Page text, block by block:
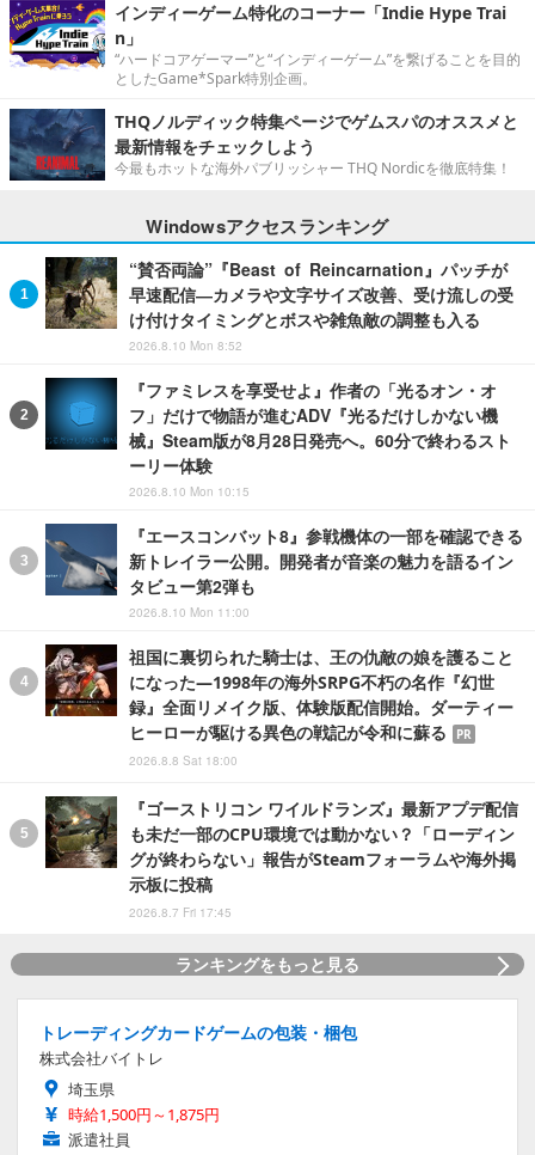
インディーゲーム特化のコーナー「Indie Hype Trai
n」
“ハードコアゲーマー”と“インディーゲーム”を繋げることを目的
としたGame*Spark特別企画。
THQノルディック特集ページでゲムスパのオススメと
最新情報をチェックしよう
今最もホットな海外パブリッシャー THQ Nordicを徹底特集！
Windowsアクセスランキング
“賛否両論”『Beast of Reincarnation』パッチが
早速配信―カメラや文字サイズ改善、受け流しの受
け付けタイミングとボスや雑魚敵の調整も入る
2026.8.10 Mon 8:52
『ファミレスを享受せよ』作者の「光るオン・オ
フ」だけで物語が進むADV『光るだけしかない機
械』Steam版が8月28日発売へ。60分で終わるスト
ーリー体験
2026.8.10 Mon 10:15
『エースコンバット8』参戦機体の一部を確認できる
新トレイラー公開。開発者が音楽の魅力を語るイン
タビュー第2弾も
2026.8.10 Mon 11:00
祖国に裏切られた騎士は、王の仇敵の娘を護ること
になった―1998年の海外SRPG不朽の名作『幻世
録』全面リメイク版、体験版配信開始。ダーティー
ヒーローが駆ける異色の戦記が令和に蘇る
PR
2026.8.8 Sat 18:00
『ゴーストリコン ワイルドランズ』最新アプデ配信
も未だ一部のCPU環境では動かない？「ローディン
グが終わらない」報告がSteamフォーラムや海外掲
示板に投稿
2026.8.7 Fri 17:45
ランキングをもっと見る
トレーディングカードゲームの包装・梱包
株式会社バイトレ
埼玉県
時給1,500円～1,875円
派遣社員